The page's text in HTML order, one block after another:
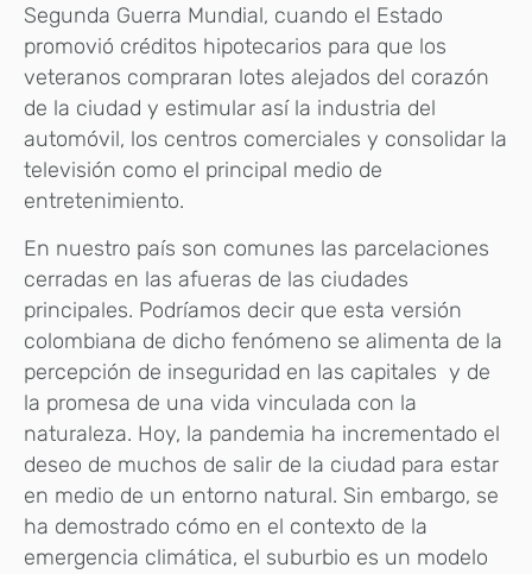
Segunda Guerra Mundial, cuando el Estado
promovió créditos hipotecarios para que los
veteranos compraran lotes alejados del corazón
de la ciudad y estimular así la industria del
automóvil, los centros comerciales y consolidar la
televisión como el principal medio de
entretenimiento.
En nuestro país son comunes las parcelaciones
cerradas en las afueras de las ciudades
principales. Podríamos decir que esta versión
colombiana de dicho fenómeno se alimenta de la
percepción de inseguridad en las capitales y de
la promesa de una vida vinculada con la
naturaleza. Hoy, la pandemia ha incrementado el
deseo de muchos de salir de la ciudad para estar
en medio de un entorno natural. Sin embargo, se
ha demostrado cómo en el contexto de la
emergencia climática, el suburbio es un modelo